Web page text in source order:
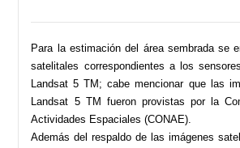
Para la estimación del área sembrada se
satelitales correspondientes a los
Landsat 5 TM; cabe mencionar que las
Landsat 5 TM fueron provistas por la
Actividades Espaciales (CONAE).
Además del respaldo de las imágenes